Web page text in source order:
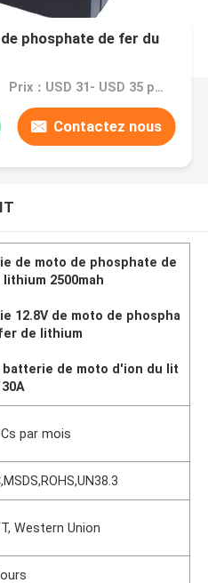
phosphate de fer du
Prix：USD 31- USD 35 per pcs
Contactez nous
de moto de phosphate de
2500mah
12.8V de moto de phospha
de lithium
de moto d'ion du lit
par mois
Western Union